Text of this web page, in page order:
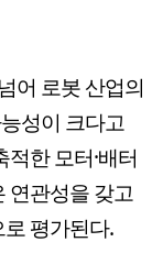
어 로봇 산업의
성이 크다고
한 모터·배터
연관성을 갖고
평가된다.